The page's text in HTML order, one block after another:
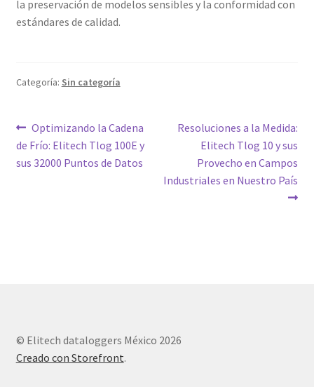
la preservación de modelos sensibles y la conformidad con
estándares de calidad.
Categoría: Sin categoría
Navegación
de
Entrada
anterior:
Optimizando la Cadena
de Frío: Elitech Tlog 100E y
sus 32000 Puntos de Datos
Siguiente
entrada:
Resoluciones a la Medida:
Elitech Tlog 10 y sus
Provecho en Campos
Industriales en Nuestro País
© Elitech dataloggers México 2026
Creado con Storefront.